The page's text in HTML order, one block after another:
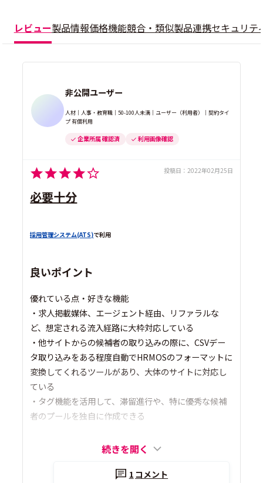
レビュー製品情報価格機能競合・類似製品連携セキュリテ
非公開ユーザー
人材｜人事・教育職｜50-100人未満｜ユーザー（利用者）｜契約タイ
プ 有償利用
企業所属 確認済 利用画像確認
投稿日： 2022年02月25日
必要十分
採用管理システム(ATS)で利用
良いポイント
優れている点・好きな機能
・求人掲載媒体、エージェント経由、リファラルな
ど、想定される流入経路に大枠対応している
・他サイトからの候補者の取り込みの際に、CSVデー
タ取り込みをある程度自動でHRMOSのフォーマットに
変換してくれるツールがあり、大体のサイトに対応し
ている
・タグ機能を活用して、滞留進行や、特に優秀な候補
者のプールを独自に作成できる
続きを開く
1 コメント